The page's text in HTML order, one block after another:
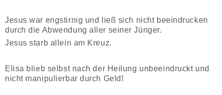
Jesus war engstirnig und ließ sich nicht beeindrucken
durch die Abwendung aller seiner Jünger.
Jesus starb allein am Kreuz.
Elisa blieb selbst nach der Heilung unbeeindruckt und
nicht manipulierbar durch Geld!